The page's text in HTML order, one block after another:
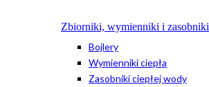
Zbiorniki, wymienniki i zasobniki
Bojlery
Wymienniki ciepła
Zasobniki ciepłej wody